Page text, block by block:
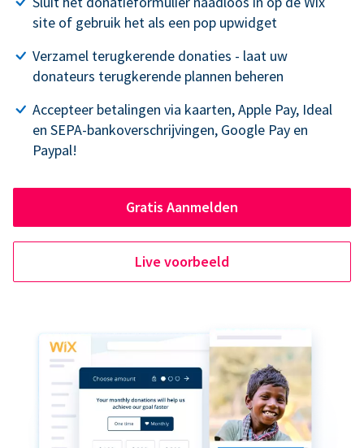
site of gebruik het als een pop upwidget
Verzamel terugkerende donaties - laat uw
donateurs terugkerende plannen beheren
Accepteer betalingen via kaarten, Apple Pay, Ideal
en SEPA-bankoverschrijvingen, Google Pay en
Paypal!
Gratis Aanmelden
Live voorbeeld